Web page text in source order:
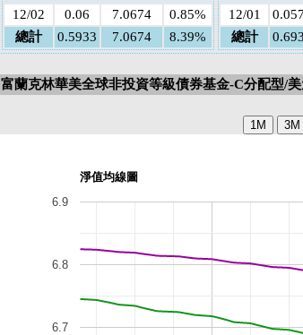
12/02
0.06 7.0674
0.85%
總計
0.5933 7.0674 8.39%
12/01
總計
富蘭克林華美全球非投資等級債券基金-C分配型/
淨值均線圖
6.7
6.8
6.9